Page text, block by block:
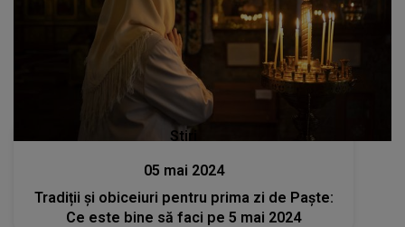
Stiri
05 mai 2024
Tradiții și obiceiuri pentru prima zi de Paște:
Ce este bine să faci pe 5 mai 2024